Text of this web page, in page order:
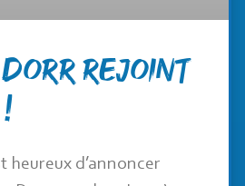
Dorr rejoint
heureux d’annoncer